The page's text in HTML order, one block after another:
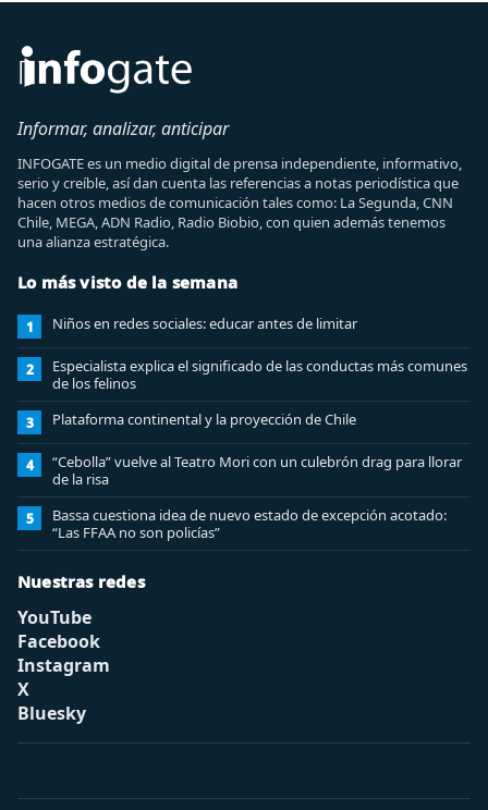
Informar, analizar, anticipar
INFOGATE es un medio digital de prensa independiente, informativo,
serio y creíble, así dan cuenta las referencias a notas periodística que
hacen otros medios de comunicación tales como: La Segunda, CNN
Chile, MEGA, ADN Radio, Radio Biobio, con quien además tenemos
una alianza estratégica.
Lo más visto de la semana
1 Niños en redes sociales: educar antes de limitar
2
Especialista explica el significado de las conductas más comunes
de los felinos
3 Plataforma continental y la proyección de Chile
4
“Cebolla” vuelve al Teatro Mori con un culebrón drag para llorar
de la risa
5
Bassa cuestiona idea de nuevo estado de excepción acotado:
“Las FFAA no son policías”
Nuestras redes
YouTube
Facebook
Instagram
X
Bluesky